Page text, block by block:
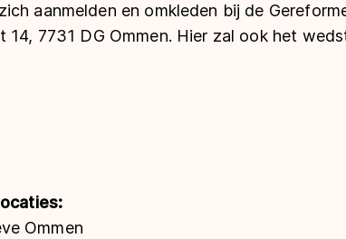
aanmelden en omkleden bij de
14, 7731 DG Ommen. Hier zal ook het
Ommen